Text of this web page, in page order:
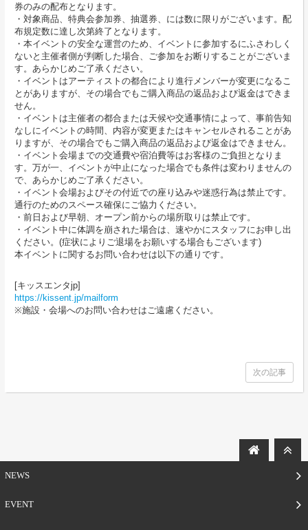
券のみの配布となります。
・対象商品、特典会参加券、抽選券、には数に限りがございます。配
布規定数に達し次第終了となります。
・本イベントの安全な運営のため、イベントに参加するにふさわしく
ないと主催者側が判断した場合、ご参加をお断りすることがございま
す。あらかじめご了承ください。
・イベントはアーティストの都合により進行メンバーが変更になるこ
とがありますが、その場合でもご購入商品の返品および返金はできま
せん。
・イベントは主催者の都合または天候や交通事情によって、事前告知
なしにイベントの時間、内容が変更またはキャンセルされることがあ
りますが、その場合でもご購入商品の返品および返金はできません。
・イベント会場までの交通費や宿泊費等はお客様のご負担となりま
す。万が一、イベントが中止になった場合でも条件は変わりませんの
で、あらかじめご了承ください。
・イベント会場およびその付近での座り込みや迷惑行為は禁止です。
通行のためのスペース確保にご協力ください。
・前日および早朝、オープン前からの場所取りは禁止です。
・イベント中に体調を崩された場合は、速やかにスタッフにお申し出
ください。(症状によりご退場をお願いする場合もございます)
本イベントに関するお問い合わせは以下の通りです。
[キッスエンタjp]
https://kissent.jp/mailform
※施設・会場へのお問い合わせはご遠慮ください。
次の記事
NEWS
EVENT